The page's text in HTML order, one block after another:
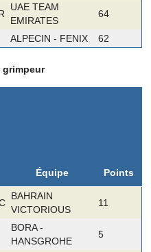
UAE TEAM
EMIRATES
64
ALPECIN - FENIX 62
grimpeur
Équipe Points
BAHRAIN
VICTORIOUS
11
BORA -
HANSGROHE
5